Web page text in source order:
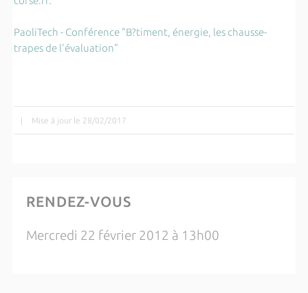
PaoliTech - Conférence "B?timent, énergie, les chausse-
trapes de l'évaluation"
| Mise à jour le 28/02/2017
RENDEZ-VOUS
Mercredi 22 février 2012 à 13h00